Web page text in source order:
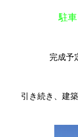
駐
完成予
引き続き、建